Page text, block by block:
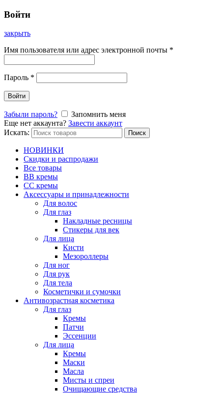
Войти
закрыть
Имя пользователя или адрес электронной почты *
Пароль *
Войти
Забыли пароль?
Запомнить меня
Еще нет аккаунта? Завести аккаунт
Искать:
Поиск
НОВИНКИ
Скидки и распродажи
Все товары
BB кремы
CC кремы
Аксессуары и принадлежности
Для волос
Для глаз
Накладные ресницы
Стикеры для век
Для лица
Кисти
Мезороллеры
Для ног
Для рук
Для тела
Косметички и сумочки
Антивозрастная косметика
Для глаз
Кремы
Патчи
Эссенции
Для лица
Кремы
Маски
Масла
Мисты и спреи
Очищающие средства